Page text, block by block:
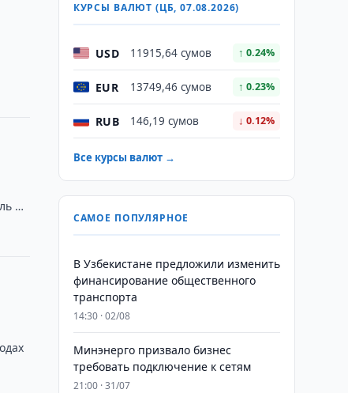
…
КУРСЫ ВАЛЮТ (ЦБ, 07.08.2026)
USD 11915,64 сумов ↑ 0.24%
EUR 13749,46 сумов ↑ 0.23%
RUB 146,19 сумов ↓ 0.12%
Все курсы валют →
САМОЕ ПОПУЛЯРНОЕ
В Узбекистане предложили изменить
финансирование общественного
транспорта
14:30 · 02/08
Минэнерго призвало бизнес
требовать подключение к сетям
21:00 · 31/07